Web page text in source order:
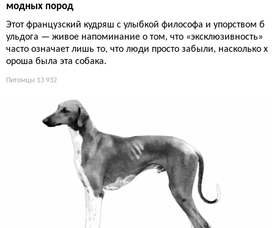
модных пород
Этот французский кудряш с улыбкой философа и упорством б
ульдога — живое напоминание о том, что «эксклюзивность»
часто означает лишь то, что люди просто забыли, насколько х
ороша была эта собака.
Питомцы 13 932